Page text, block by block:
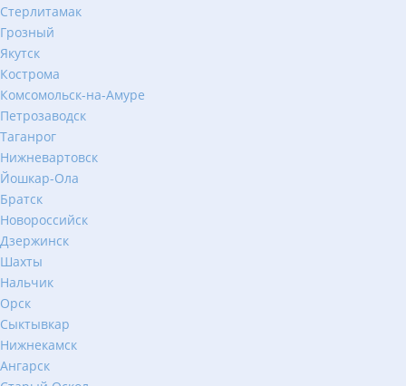
Стерлитамак
Грозный
Якутск
Кострома
Комсомольск-на-Амуре
Петрозаводск
Таганрог
Нижневартовск
Йошкар-Ола
Братск
Новороссийск
Дзержинск
Шахты
Нальчик
Орск
Сыктывкар
Нижнекамск
Ангарск